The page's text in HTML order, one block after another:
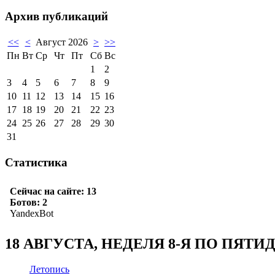
Архив публикаций
<< < Август 2026 > >>
Пн Вт Ср Чт Пт Сб Вс
1
2
3
4 5 6 7 8
9
10 11 12 13 14 15 16
17 18 19 20 21 22 23
24 25 26 27 28 29 30
31
Статистика
18 АВГУСТА, НЕДЕЛЯ 8-Я ПО
Летопись